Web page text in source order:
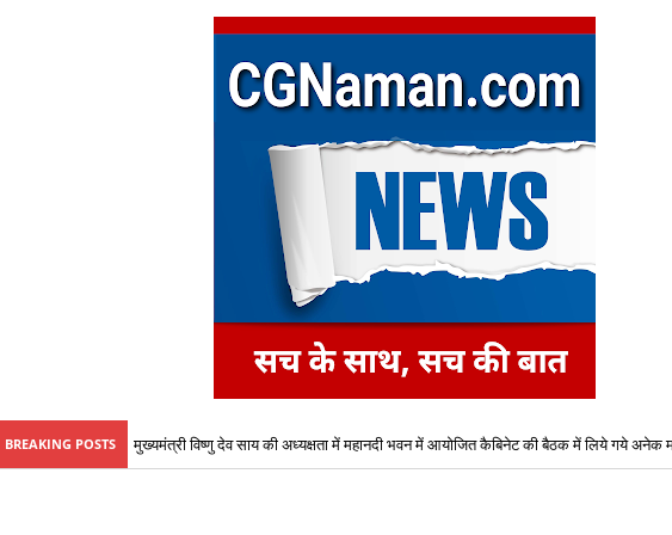
BREAKING POSTS
शैक्षणिक सत्र 2026-27 हेतु B-Tech (कृषि अभियांत्रिकी) एवं B-Tech-(खाद्य प्रौद्योगिकी)